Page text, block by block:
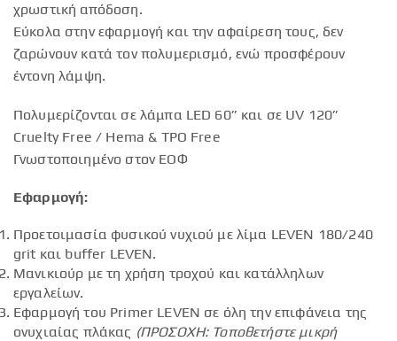
χρωστική απόδοση.
Εύκολα στην εφαρμογή και την αφαίρεση τους, δεν
ζαρώνουν κατά τον πολυμερισμό, ενώ προσφέρουν
έντονη λάμψη.
Πολυμερίζονται σε λάμπα LED 60” και σε UV 120”
Cruelty Free / Hema & TPO Free
Γνωστοποιημένο στον ΕΟΦ
Εφαρμογή:
Προετοιμασία φυσικού νυχιού με λίμα LEVEN 180/240
grit και buffer LEVEN.
Μανικιούρ με τη χρήση τροχού και κατάλληλων
εργαλείων.
Εφαρμογή του Primer LEVEN σε όλη την επιφάνεια της
ονυχιαίας πλάκας (ΠΡΟΣΟΧΗ: Τοποθετήστε μικρή